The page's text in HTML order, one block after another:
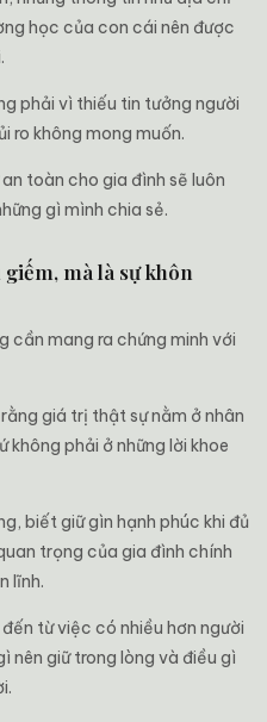
học của con cái nên được
phải vì thiếu tin tưởng người
ro không mong muốn.
toàn cho gia đình sẽ luôn
gì mình chia sẻ.
mà là sự khôn
cần mang ra chứng minh với
giá trị thật sự nằm ở nhân
phải ở những lời khoe
biết giữ gìn hạnh phúc khi đủ
trọng của gia đình chính
lĩnh.
từ việc có nhiều hơn người
nên giữ trong lòng và điều gì